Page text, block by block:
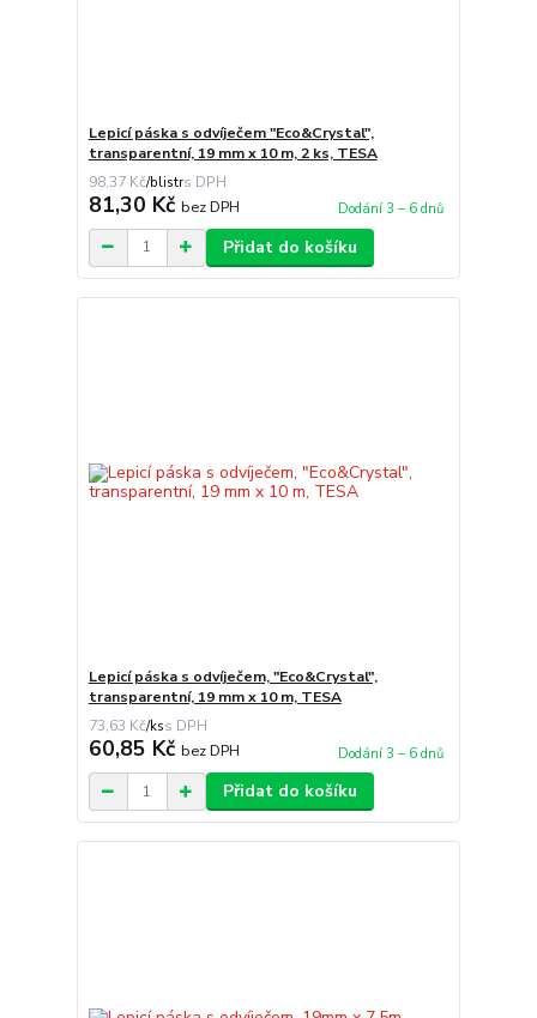
Lepicí páska s odvíječem "Eco&Crystal",
transparentní, 19 mm x 10 m, 2 ks, TESA
98,37 Kč/blistr
81,30 Kč bez DPH Dodání 3 – 6 dnů
Přidat do košíku
Lepicí páska s odvíječem, "Eco&Crystal",
transparentní, 19 mm x 10 m, TESA
73,63 Kč/ks
60,85 Kč bez DPH Dodání 3 – 6 dnů
Přidat do košíku